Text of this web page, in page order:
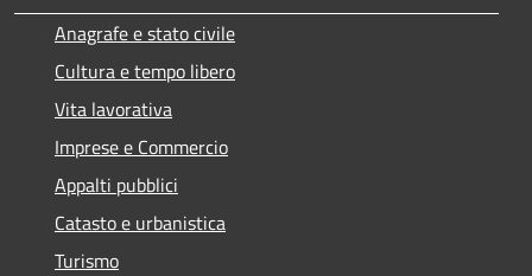
Anagrafe e stato civile
Cultura e tempo libero
Vita lavorativa
Imprese e Commercio
Appalti pubblici
Catasto e urbanistica
Turismo